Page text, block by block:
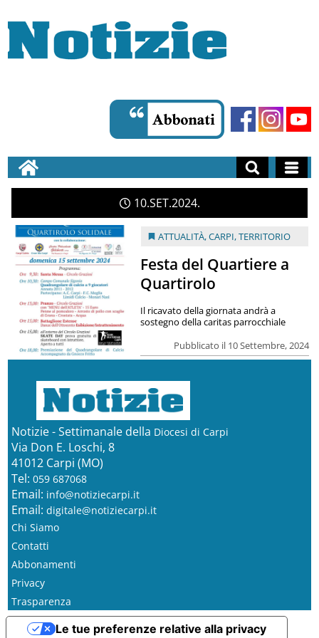
10 SET 2024
ATTUALITÀ,CARPI,TERRITORIO
Festa del Quartiere a
Quartirolo
Pubblicato il 10 Settembre, 2024
Il ricavato della giornata andrà a
sostegno della caritas parrocchiale
Notizie - Settimanale della Diocesi di Carpi
Via Don E. Loschi, 8
41012 Carpi (MO)
Tel: 059 687068
Email: info@notiziecarpi.it
Email: digitale@notiziecarpi.it
Chi Siamo
Contatti
Abbonamenti
Privacy
Trasparenza
Le tue preferenze relative alla privacy